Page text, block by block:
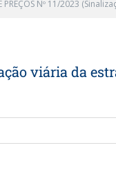
PREÇOS Nº 11/2023
viária da